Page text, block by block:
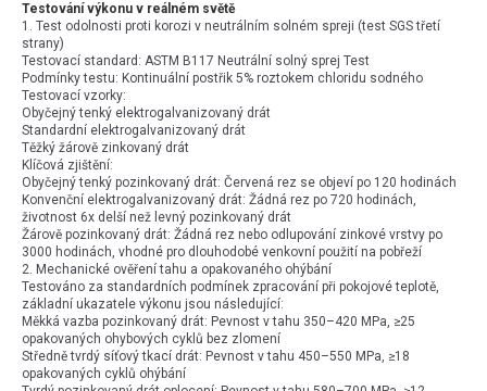
Testování výkonu v reálném světě
1. Test odolnosti proti korozi v neutrálním solném spreji (test SGS třetí
strany)
Testovací standard: ASTM B117 Neutrální solný sprej Test
Podmínky testu: Kontinuální postřik 5% roztokem chloridu sodného
Testovací vzorky:
Obyčejný tenký elektrogalvanizovaný drát
Standardní elektrogalvanizovaný drát
Těžký žárově zinkovaný drát
Klíčová zjištění:
Obyčejný tenký pozinkovaný drát: Červená rez se objeví po 120 hodinách
Konvenční elektrogalvanizovaný drát: Žádná rez po 720 hodinách,
životnost 6x delší než levný pozinkovaný drát
Žárově pozinkovaný drát: Žádná rez nebo odlupování zinkové vrstvy po
3000 hodinách, vhodné pro dlouhodobé venkovní použití na pobřeží
2. Mechanické ověření tahu a opakovaného ohýbání
Testováno za standardních podmínek zpracování při pokojové teplotě,
základní ukazatele výkonu jsou následující:
Měkká vazba pozinkovaný drát: Pevnost v tahu 350–420 MPa, ≥25
opakovaných ohybových cyklů bez zlomení
Středně tvrdý síťový tkací drát: Pevnost v tahu 450–550 MPa, ≥18
opakovaných cyklů ohýbání